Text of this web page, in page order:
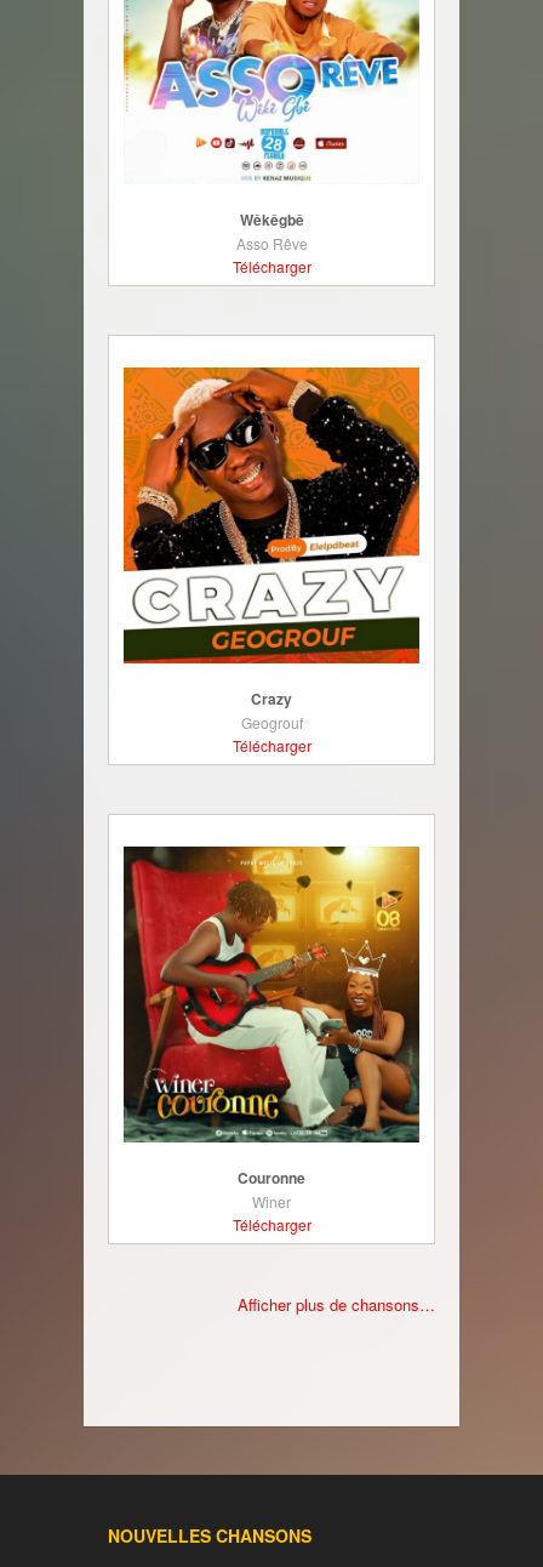
Wêkêgbê
Asso Rêve
Télécharger
Crazy
Geogrouf
Télécharger
Couronne
Winer
Télécharger
Afficher plus de chansons…
NOUVELLES CHANSONS